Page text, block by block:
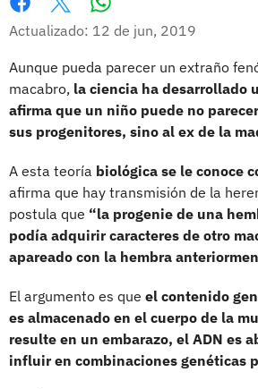
Facebook
X
Actualizado: 12 de jun, 2019
Aunque pueda parecer un extraño
macabro, la ciencia ha desarrollado
afirma que un niño puede no
sus progenitores, sino al ex de la
A esta teoría biológica se le conoce
afirma que hay transmisión de la
postula que “la progenie de una
podía adquirir caracteres de otro
apareado con la hembra
El argumento es que el contenido
es almacenado en el cuerpo de la
resulte en un embarazo, el ADN es
influir en combinaciones genéticas